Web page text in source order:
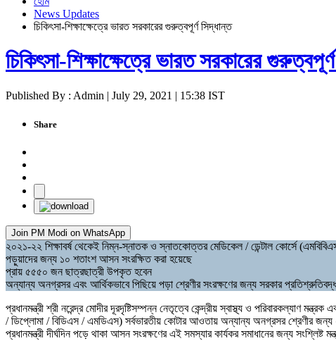
News Updates
চিকিৎসা-শিক্ষাক্ষেত্রে ভারত সরকারের গুরুত্বপূর্ণ সিদ্ধান্ত
চিকিৎসা-শিক্ষাক্ষেত্রে ভারত সরকারের
Published By : Admin | July 29, 2021 | 15:38 IST
Share
Join PM Modi on WhatsApp
২০২১-২২ শিক্ষাবর্ষ থেকেই নিম্ন-স্নাতক ও স্নাতকোত্তর মেডিকেল / ডেন্টাল কোর্সে
পড়ুয়াদের জন্য ১০ শতাংশ আসন সংরক্ষিত করা হয়েছে
প্রায় ৫৫৫০ জন ছাত্রছাত্রী উপকৃত হবেন
অন্যান্য অনগ্রসর এবং আর্থিকভাবে পিছিয়ে পড়া শ্রেণীর সংরক্ষণের জন্য সরকার
প্রধানমন্ত্রী শ্রী নরেন্দ্র মোদীর দূরদৃষ্টিসম্পন্ন নেতৃত্বে কেন্দ্রীয় স্বাস্থ্য ও পরিবারকল্যাণ
/ ডিপ্লোমা / বিডিএস / এমডিএস) সর্বভারতীয় কোটার আওতায় অন্যান্য অনগ্রসর শ্রেণীর
প্রধানমন্ত্রী দীর্ঘদিন পড়ে থাকা আসন সংরক্ষণের এই সমস্যার কার্যকর সমাধানের জন্য সংশ্লিষ্ট